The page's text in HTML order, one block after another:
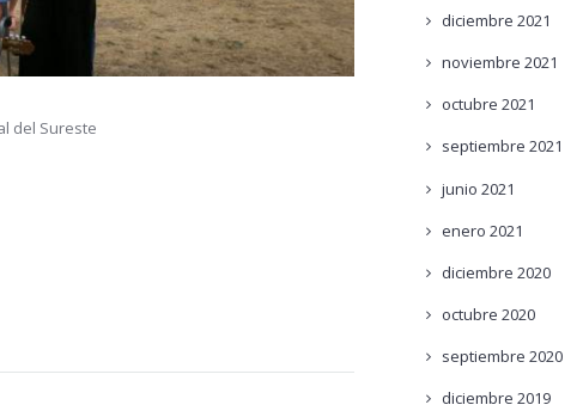
del Sureste
diciembre 2021
noviembre 2021
octubre 2021
septiembre 2021
junio 2021
enero 2021
diciembre 2020
octubre 2020
septiembre 2020
diciembre 2019